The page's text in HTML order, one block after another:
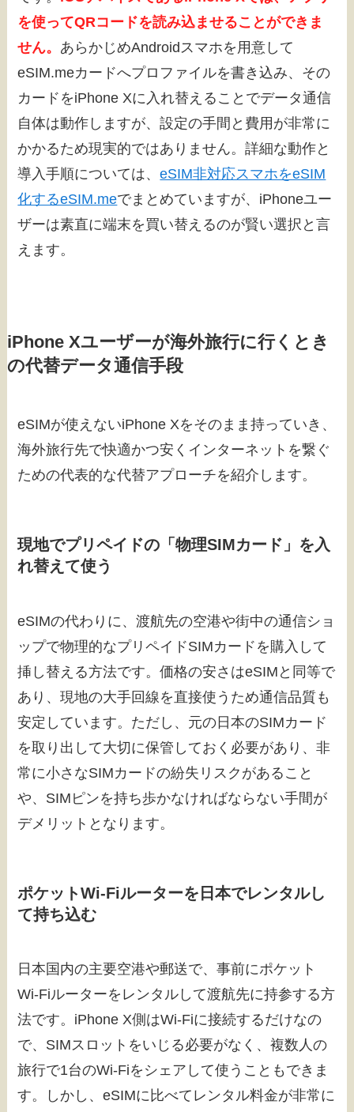
を使ってQRコードを読み込ませることができま
せん。 あらかじめAndroidスマホを用意して
eSIM.meカードへプロファイルを書き込み、その
カードをiPhone Xに入れ替えることでデータ通信
自体は動作しますが、設定の手間と費用が非常に
かかるため現実的ではありません。詳細な動作と
導入手順については、eSIM非対応スマホをeSIM
化するeSIM.meでまとめていますが、iPhoneユー
ザーは素直に端末を買い替えるのが賢い選択と言
えます。
iPhone Xユーザーが海外旅行に行くとき
の代替データ通信手段
eSIMが使えないiPhone Xをそのまま持っていき、
海外旅行先で快適かつ安くインターネットを繋ぐ
ための代表的な代替アプローチを紹介します。
現地でプリペイドの「物理SIMカード」を入
れ替えて使う
eSIMの代わりに、渡航先の空港や街中の通信ショ
ップで物理的なプリペイドSIMカードを購入して
挿し替える方法です。価格の安さはeSIMと同等で
あり、現地の大手回線を直接使うため通信品質も
安定しています。ただし、元の日本のSIMカード
を取り出して大切に保管しておく必要があり、非
常に小さなSIMカードの紛失リスクがあること
や、SIMピンを持ち歩かなければならない手間が
デメリットとなります。
ポケットWi-Fiルーターを日本でレンタルし
て持ち込む
日本国内の主要空港や郵送で、事前にポケット
Wi-Fiルーターをレンタルして渡航先に持参する方
法です。iPhone X側はWi-Fiに接続するだけなの
で、SIMスロットをいじる必要がなく、複数人の
旅行で1台のWi-Fiをシェアして使うこともできま
す。しかし、eSIMに比べてレンタル料金が非常に